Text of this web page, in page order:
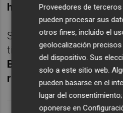
historia del recinto.
Sería un broche
título celebrado en el
Basket está a un paso
rematarlo.
Proveedores de terceros
pueden procesar sus
otros fines, incluido el
geolocalización
del dispositivo. Sus
solo a este sitio web.
pueden basarse en el
lugar del
oponerse en